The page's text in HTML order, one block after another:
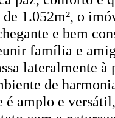
1.052m², o
e bem
família e
lateralmente à
de
é amplo e